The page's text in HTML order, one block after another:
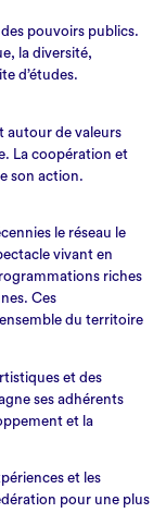
pouvoirs publics.
la diversité,
d’études.
autour de valeurs
La coopération et
son action.
le réseau le
vivant en
riches
Ces
du territoire
et des
ses adhérents
et la
et les
pour une plus